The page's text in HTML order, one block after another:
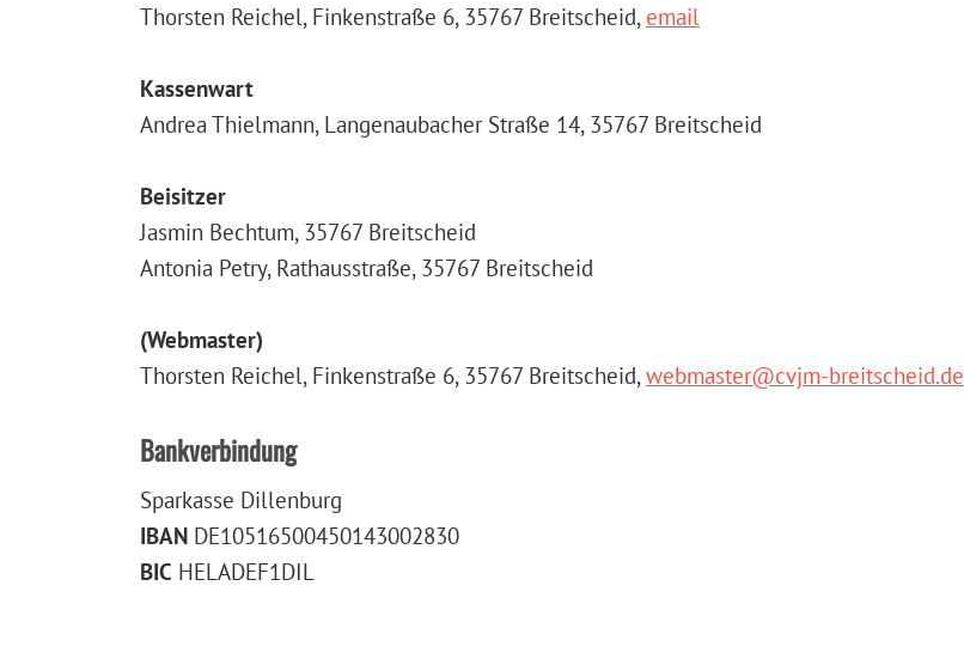
Thorsten Reichel, Finkenstraße 6, 35767 Breitscheid, email
Kassenwart
Andrea Thielmann, Langenaubacher Straße 14, 35767 Breitscheid
Beisitzer
Jasmin Bechtum, 35767 Breitscheid
Antonia Petry, Rathausstraße, 35767 Breitscheid
(Webmaster)
Thorsten Reichel, Finkenstraße 6, 35767 Breitscheid,webmaster@cvjm-breitscheid.de
Bankverbindung
Sparkasse Dillenburg
IBAN DE10516500450143002830
BIC HELADEF1DIL